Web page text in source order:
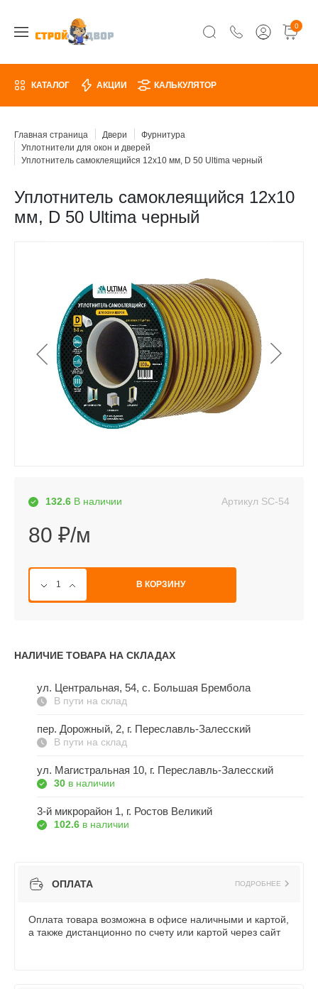
0
КАТАЛОГ АКЦИИ КАЛЬКУЛЯТОР
Главная страница Двери
Фурнитура
Уплотнители для окон и дверей
Уплотнитель самоклеящийся 12х10 мм, D 50 Ultima черный
Уплотнитель самоклеящийся 12х10
мм, D 50 Ultima черный
132.6 В наличии Артикул SC-54
80 ₽/м
В КОРЗИНУ
НАЛИЧИЕ ТОВАРА НА СКЛАДАХ
ул. Центральная, 54, c. Большая Брембола
В пути на склад
пер. Дорожный, 2, г. Переславль-Залесский
В пути на склад
ул. Магистральная 10, г. Переславль-Залесский
30 в наличии
3-й микрорайон 1, г. Ростов Великий
102.6 в наличии
ОПЛАТА ПОДРОБНЕЕ
Оплата товара возможна в офисе наличными и картой,
а также дистанционно по счету или картой через сайт